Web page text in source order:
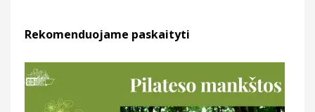
Rekomenduojame paskaityti